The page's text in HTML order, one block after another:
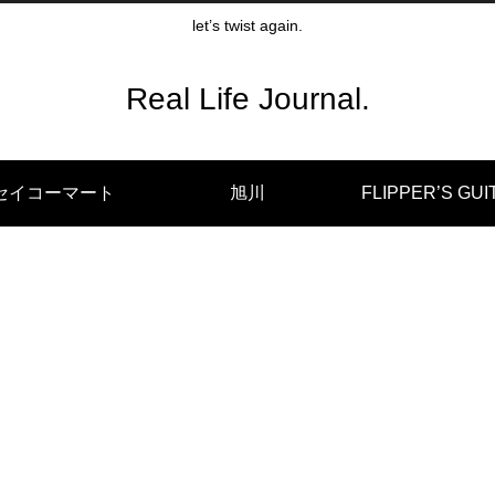
let’s twist again.
Real Life Journal.
イコーマート 旭川 FLIPPER’S